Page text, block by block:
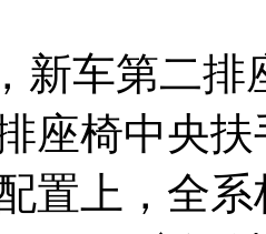
新车第二排
座椅中央
置上，全